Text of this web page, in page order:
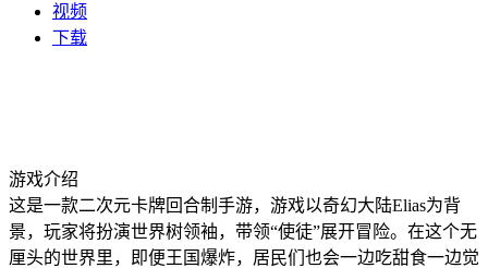
视频
下载
游戏介绍
这是一款二次元卡牌回合制手游，游戏以奇幻大陆Elias为背
景，玩家将扮演世界树领袖，带领“使徒”展开冒险。在这个无
厘头的世界里，即便王国爆炸，居民们也会一边吃甜食一边觉